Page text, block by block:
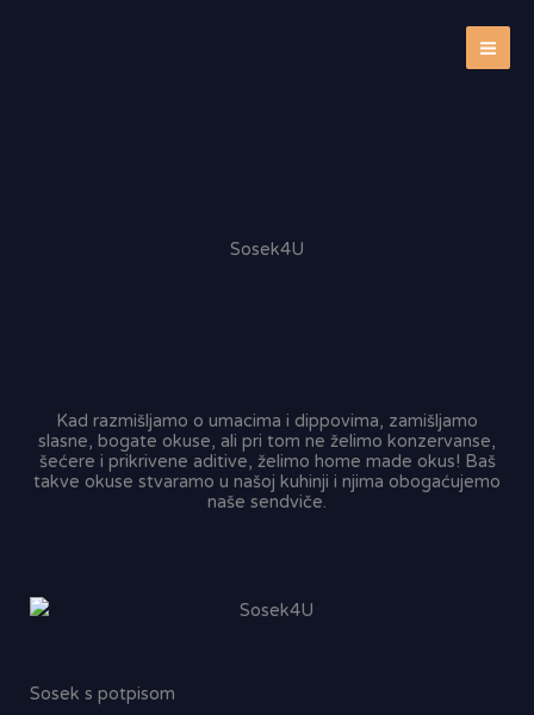
Sosek4U
Kad razmišljamo o umacima i dippovima, zamišljamo
slasne, bogate okuse, ali pri tom ne želimo konzervanse,
šećere i prikrivene aditive, želimo home made okus! Baš
takve okuse stvaramo u našoj kuhinji i njima obogaćujemo
naše sendviče.
Sosek s potpisom